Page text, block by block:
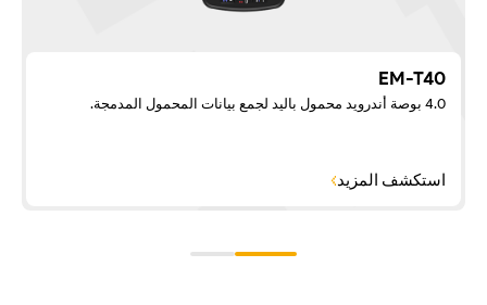
EM-T40
4.0 بوصة أندرويد محمول باليد لجمع بيانات المحمول المدمجة.
استكشف المزيد